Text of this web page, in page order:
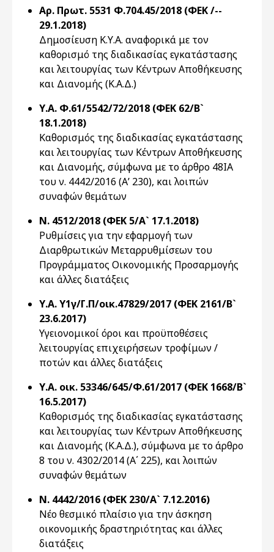
Αρ. Πρωτ. 5531 Φ.704.45/2018 (ΦΕΚ /--
29.1.2018)
Δημοσίευση Κ.Υ.Α. αναφορικά με τον
καθορισμό της διαδικασίας εγκατάστασης
και λειτουργίας των Κέντρων Αποθήκευσης
και Διανομής (Κ.Α.Δ.)
Υ.Α. Φ.61/5542/72/2018 (ΦΕΚ 62/Β`
18.1.2018)
Καθορισμός της διαδικασίας εγκατάστασης
και λειτουργίας των Κέντρων Αποθήκευσης
και Διανομής, σύμφωνα με το άρθρο 48ΙΑ
του ν. 4442/2016 (Α’ 230), και λοιπών
συναφών θεμάτων
Ν. 4512/2018 (ΦΕΚ 5/Α` 17.1.2018)
Ρυθμίσεις για την εφαρμογή των
Διαρθρωτικών Μεταρρυθμίσεων του
Προγράμματος Οικονομικής Προσαρμογής
και άλλες διατάξεις
Υ.Α. Υ1γ/Γ.Π/οικ.47829/2017 (ΦΕΚ 2161/Β`
23.6.2017)
Υγειονομικοί όροι και προϋποθέσεις
λειτουργίας επιχειρήσεων τροφίμων /
ποτών και άλλες διατάξεις
Υ.Α. οικ. 53346/645/Φ.61/2017 (ΦΕΚ 1668/Β`
16.5.2017)
Καθορισμός της διαδικασίας εγκατάστασης
και λειτουργίας των Κέντρων Αποθήκευσης
και Διανομής (Κ.Α.Δ.), σύμφωνα με το άρθρο
8 του ν. 4302/2014 (Α΄ 225), και λοιπών
συναφών θεμάτων
Ν. 4442/2016 (ΦΕΚ 230/Α` 7.12.2016)
Νέο θεσμικό πλαίσιο για την άσκηση
οικονομικής δραστηριότητας και άλλες
διατάξεις